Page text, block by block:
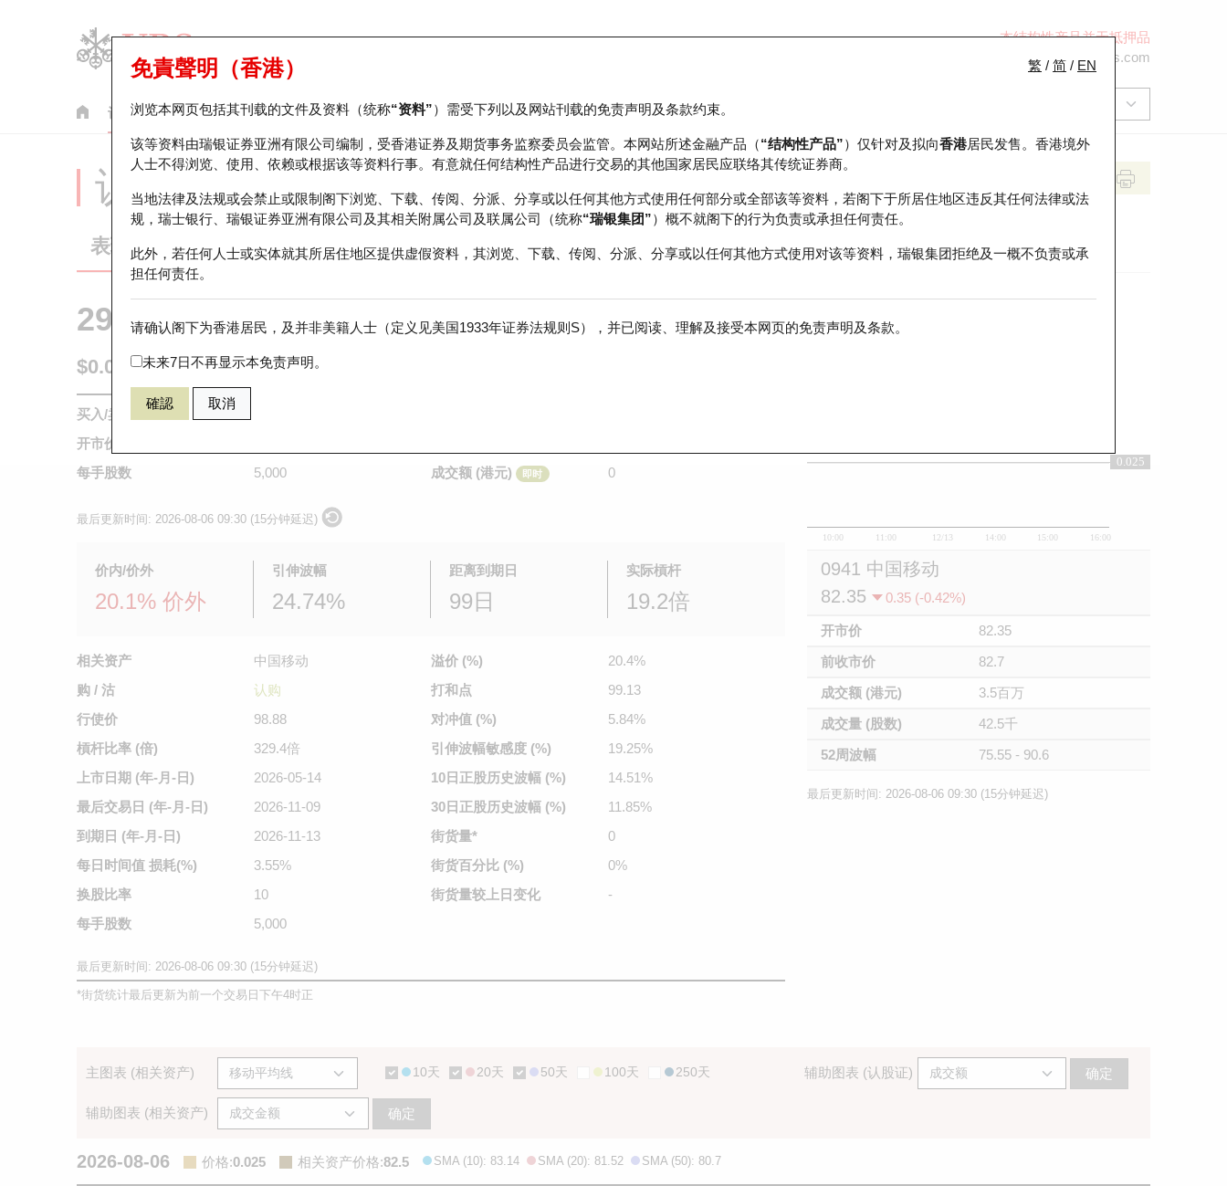
本结构性产品并无抵押品
ol-hkwarrants@ubs.com
认股证 牛熊证 美股指数产品 轮证市场统计 正股数据及市场统计 瑞银轮证教室
繁 / 简 / EN
免責聲明（香港）
浏览本网页包括其刊载的文件及资料（统称“资料”）需受下列以及网站刊载的免责声明及条款约束。
该等资料由瑞银证券亚洲有限公司编制，受香港证券及期货事务监察委员会监管。本网站所述金融产品（“结构性产品”）仅针对及拟向香港居民发售。香港境外
人士不得浏览、使用、依赖或根据该等资料行事。有意就任何结构性产品进行交易的其他国家居民应联络其传统证券商。
当地法律及法规或会禁止或限制阁下浏览、下载、传阅、分派、分享或以任何其他方式使用任何部分或全部该等资料，若阁下于所居住地区违反其任何法律或法
规，瑞士银行、瑞银证券亚洲有限公司及其相关附属公司及联属公司（统称“瑞银集团”）概不就阁下的行为负责或承担任何责任。
此外，若任何人士或实体就其所居住地区提供虚假资料，其浏览、下载、传阅、分派、分享或以任何其他方式使用对该等资料，瑞银集团拒绝及一概不负责或承
担任何责任。
请确认阁下为香港居民，及并非美籍人士（定义见美国1933年证券法规则S），并已阅读、理解及接受本网页的免责声明及条款。
未来7日不再显示本免责声明。
確認 取消
认股证分析仪
表现 街货统计 比较
29139 瑞银认购 0941 中国移动
$0.025 即时
买入/卖出价
开市价
每手股数
5,000
成交额 (港元)
即时 0
最后更新时间: 2026-08-06 09:30 (15分钟延迟)
价内/价外
20.1% 价外
引伸波幅
24.74%
距离到期日
99日
实际槓杆
19.2倍
相关资产
中国移动
购 / 沽
认购
行使价
98.88
槓杆比率 (倍)
329.4倍
上市日期 (年-月-日)
2026-05-14
最后交易日 (年-月-日)
2026-11-09
到期日 (年-月-日)
2026-11-13
每日时间值 损耗(%)
3.55%
换股比率
10
每手股数
5,000
溢价 (%)
20.4%
打和点
99.13
对冲值 (%)
5.84%
引伸波幅敏感度 (%)
19.25%
10日正股历史波幅 (%)
14.51%
30日正股历史波幅 (%)
11.85%
街货量*
0
街货百分比 (%)
0%
街货量较 上日变化 -
最后更新时间: 2026-08-06 09:30 (15分钟延迟)
*街货统计最后更新为前一个交易日下午4时正
10:00 11:00 12/13 14:00 15:00 16:00
0.025
0.025
0941 中国移动
82.35
0.35 (-0.42%)
开市价
82.35
前收市价
82.7
成交额 (港元)
3.5百万
成交量 (股数)
42.5千
52周波幅
75.55 - 90.6
最后更新时间: 2026-08-06 09:30 (15分钟延迟)
主图表 (相关资产) 10天 20天 50天 100天 250天 辅助图表 (认股证) 确定
辅助图表 (相关资产) 确定
2026-08-06 价格:0.025 相关资产价格:82.5 SMA (10): 83.14 SMA (20): 81.52 SMA (50): 80.7